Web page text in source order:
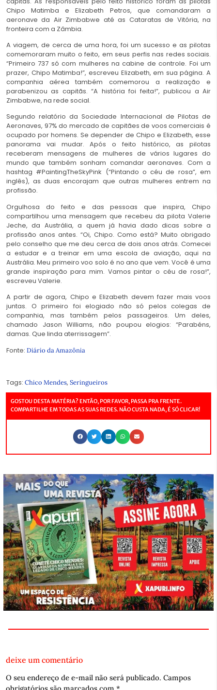
Chipo Matimba e Elizabeth Petros, que comandaram a
aeronave da Air Zimbabwe até as Cataratas de Vitória, na
fronteira com a Zâmbia.
A viagem, de cerca de uma hora, foi um sucesso e as pilotas
comemoraram muito o feito, em seus perfis nas redes sociais.
“Primeiro 737 só com mulheres na cabine de controle. Foi um
prazer, Chipo Matimba!”, escreveu Elizabeth, em sua página. A
companhia aérea também comemorou a realização e
parabenizou as capitãs. “A história foi feita!”, publicou a Air
Zimbabwe, na rede social.
Segundo relatório da Sociedade Internacional de Pilotas de
Aeronaves, 97% do mercado de capitães de voos comerciais é
ocupado por homens. Se depender de Chipo e Elizabeth, esse
panorama vai mudar. Após o feito histórico, as pilotas
receberam mensagens de mulheres de vários lugares do
mundo que também sonham comandar aeronaves. Com a
hashtag #PaintingTheSkyPink (“Pintando o céu de rosa”, em
inglês), as duas encorajam que outras mulheres entrem na
profissão.
Orgulhosa do feito e das pessoas que inspira, Chipo
compartilhou uma mensagem que recebeu da pilota Valerie
Jeche, da Austrália, a quem já havia dado dicas sobre a
profissão anos antes. “Oi, Chipo. Como está? Muito obrigado
pelo conselho que me deu cerca de dois anos atrás. Comecei
a estudar e a treinar em uma escola de aviação, aqui na
Austrália. Meu primeiro voo solo é no ano que vem. Você é uma
grande inspiração para mim. Vamos pintar o céu de rosa!”,
escreveu Valerie.
A partir de agora, Chipo e Elizabeth devem fazer mais voos
juntas. O primeiro foi elogiado não só pelos colegas de
companhia, mas também pelos passageiros. Um deles,
chamado Jason Williams, não poupou elogios: “Parabéns,
damas. Que linda aterrissagem”.
Fonte: Diário da Amazônia
Tags: Chico Mendes, Seringueiros
GOSTOU DESTA MATÉRIA? ENTÃO, POR FAVOR, PASSA PRA FRENTE.
COMPARTILHE EM TODAS AS SUAS REDES. NÃO CUSTA NADA, É SÓ CLICAR!
deixe um comentário
O seu endereço de e-mail não será publicado. Campos